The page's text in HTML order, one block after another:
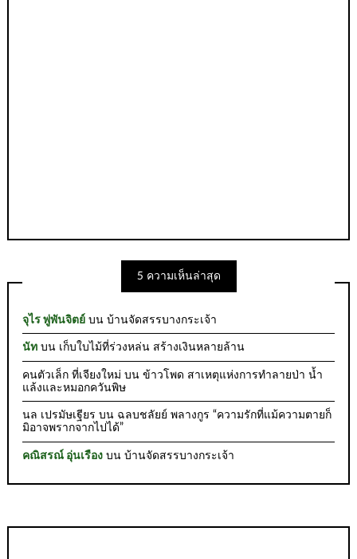
5 ความเห็นล่าสุด
จุไร พู่พันจิตย์ บนบ้านจัดสรรบางกระเจ้า
นัท บน เก็บใบไม้ที่ร่วงหล่น สร้างเงินหลายล้าน
คนตัวเล็ก ที่เจียงใหม่ บนข้าวโพด สาเหตุแห่งการทำลายป่า น้ำ
แล้งและหมอกควันพิษ
นล เปรมัษเฐียร บน ฉลบชลัยย์ พลางกูร “ความรักที่แม้ความตายก็
มิอาจพรากจากไปได้”
คณิสรณ์ อุ่นเรือง บนบ้านจัดสรรบางกระเจ้า